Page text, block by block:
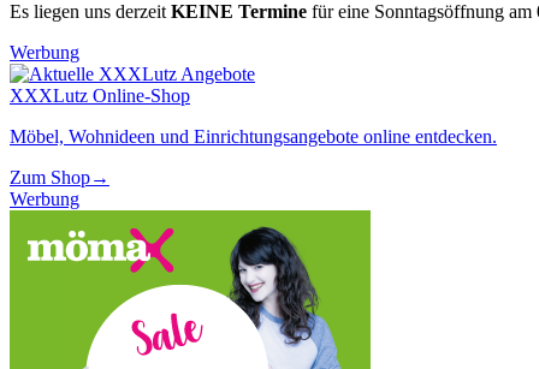
Es liegen uns derzeit KEINE Termine für eine Sonntagsöffnung am
Werbung
XXXLutz Online-Shop
Möbel, Wohnideen und Einrichtungsangebote online entdecken.
Zum Shop→
Werbung